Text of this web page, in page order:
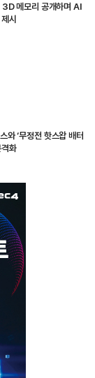
3D 메모리 공개하며 AI
시
와 ‘무정전 핫스왑 배터
격화